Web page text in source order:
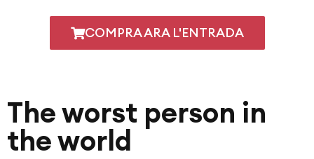
COMPRA ARA L'ENTRADA
The worst person in
the world